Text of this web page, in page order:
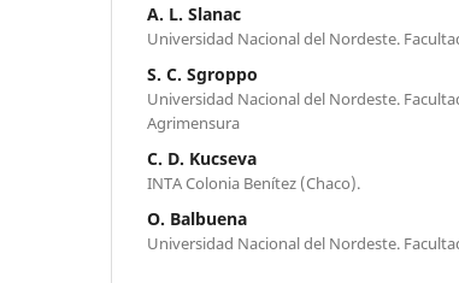
A. L. Slanac
Universidad Nacional del Nordeste.
S. C. Sgroppo
Universidad Nacional del Nordeste.
Agrimensura
C. D. Kucseva
INTA Colonia Benítez (Chaco).
O. Balbuena
Universidad Nacional del Nordeste.